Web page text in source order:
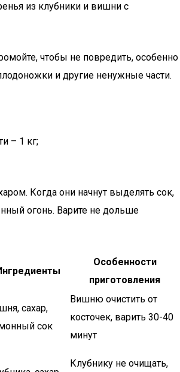
из клубники и вишни с
чтобы не повредить, особенно
и другие ненужные части.
– 1 кг;
Когда они начнут выделять сок,
огонь. Варите не дольше
Особенности
приготовления
сахар,
сок
Вишню очистить от
косточек, варить 30-40
минут
Клубнику не очищать,